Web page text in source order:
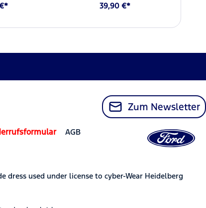
39,90 €*
Zum Newsletter
AGB
dress used under license to cyber-Wear Heidelberg